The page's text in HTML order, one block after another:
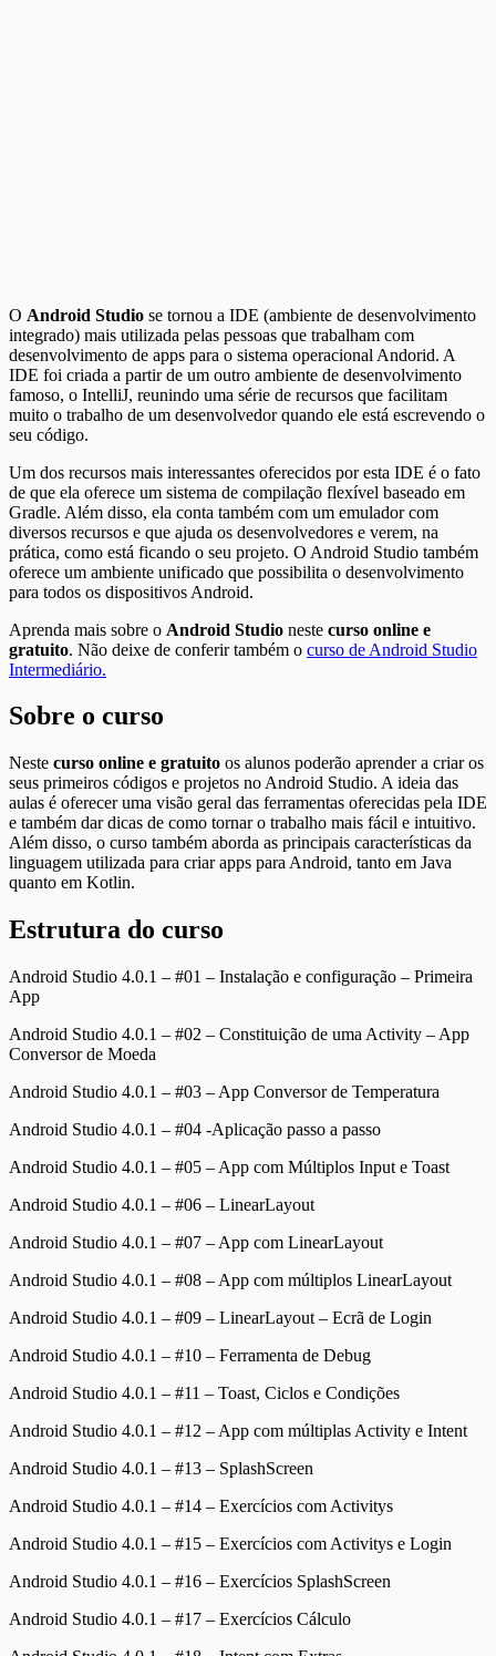
O Android Studio se tornou a IDE (ambiente de desenvolvimento
integrado) mais utilizada pelas pessoas que trabalham com
desenvolvimento de apps para o sistema operacional Andorid. A
IDE foi criada a partir de um outro ambiente de desenvolvimento
famoso, o IntelliJ, reunindo uma série de recursos que facilitam
muito o trabalho de um desenvolvedor quando ele está escrevendo o
seu código.
Um dos recursos mais interessantes oferecidos por esta IDE é o fato
de que ela oferece um sistema de compilação flexível baseado em
Gradle. Além disso, ela conta também com um emulador com
diversos recursos e que ajuda os desenvolvedores e verem, na
prática, como está ficando o seu projeto. O Android Studio também
oferece um ambiente unificado que possibilita o desenvolvimento
para todos os dispositivos Android.
Aprenda mais sobre o Android Studio neste curso online e
gratuito. Não deixe de conferir também o curso de Android Studio
Intermediário.
Sobre o curso
Neste curso online e gratuito os alunos poderão aprender a criar os
seus primeiros códigos e projetos no Android Studio. A ideia das
aulas é oferecer uma visão geral das ferramentas oferecidas pela IDE
e também dar dicas de como tornar o trabalho mais fácil e intuitivo.
Além disso, o curso também aborda as principais características da
linguagem utilizada para criar apps para Android, tanto em Java
quanto em Kotlin.
Estrutura do curso
Android Studio 4.0.1 – #01 – Instalação e configuração – Primeira
App
Android Studio 4.0.1 – #02 – Constituição de uma Activity – App
Conversor de Moeda
Android Studio 4.0.1 – #03 – App Conversor de Temperatura
Android Studio 4.0.1 – #04 -Aplicação passo a passo
Android Studio 4.0.1 – #05 – App com Múltiplos Input e Toast
Android Studio 4.0.1 – #06 – LinearLayout
Android Studio 4.0.1 – #07 – App com LinearLayout
Android Studio 4.0.1 – #08 – App com múltiplos LinearLayout
Android Studio 4.0.1 – #09 – LinearLayout – Ecrã de Login
Android Studio 4.0.1 – #10 – Ferramenta de Debug
Android Studio 4.0.1 – #11 – Toast, Ciclos e Condições
Android Studio 4.0.1 – #12 – App com múltiplas Activity e Intent
Android Studio 4.0.1 – #13 – SplashScreen
Android Studio 4.0.1 – #14 – Exercícios com Activitys
Android Studio 4.0.1 – #15 – Exercícios com Activitys e Login
Android Studio 4.0.1 – #16 – Exercícios SplashScreen
Android Studio 4.0.1 – #17 – Exercícios Cálculo